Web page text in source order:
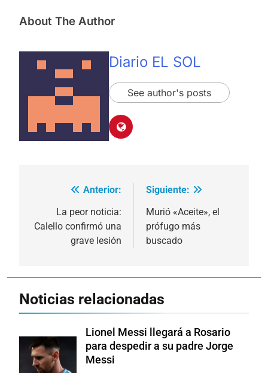
About The Author
Diario EL SOL
See author's posts
Navegación
entradas
Anterior:
La peor noticia:
Calello confirmó una
grave lesión
Siguiente:
Murió «Aceite», el
prófugo más
buscado
Noticias relacionadas
Lionel Messi llegará a Rosario
para despedir a su padre Jorge
Messi